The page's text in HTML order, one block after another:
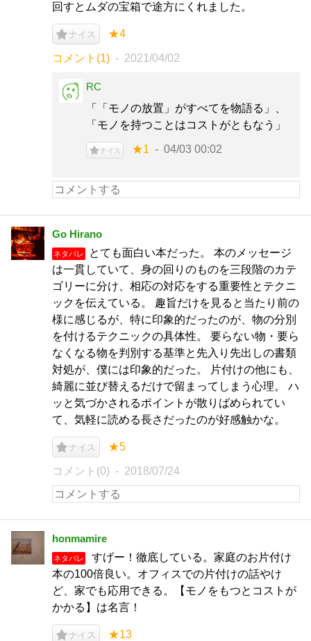
回すとムダの宝箱で途方にくれました。
ナイス ★4
コメント(1) 2021/04/02
RC
「「モノの放置」がすべてを物語る」、
「モノを持つことはコストがともなう」
ナイス ★1 04/03 00:02
Go Hirano
ネタバレ
とても面白い本だった。 本のメッセージ
は一貫していて、身の回りのものを三段階のカテ
ゴリーに分け、相応の対応をする重要性とテクニ
ックを伝えている。 趣旨だけを見ると当たり前の
様に感じるが、特に印象的だったのが、物の分別
を付けるテクニックの具体性。 要らない物・要ら
なくなる物を判別する基準と先入り先出しの書類
対処が、僕には印象的だった。 片付けの他にも、
綺麗に並び替えるだけで留まってしまう心理。 ハ
ッと気づかされるポイントが散りばめられてい
て、気軽に読める長さだったのが好感触かな。
ナイス ★5
コメント(0) 2018/07/24
honmamire
ネタバレ
すげー！徹底している。家庭のお片付け
本の100倍良い。オフィスでの片付けの話やけ
ど、家でも応用できる。【モノをもつとコストが
かかる】は名言！
ナイス ★13